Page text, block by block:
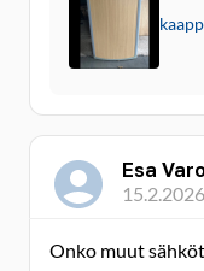
Esa
Onko muut